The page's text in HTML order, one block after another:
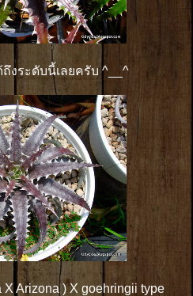
งระดับนี้เลยครับ ^__^
Arizona ) X goehringii type